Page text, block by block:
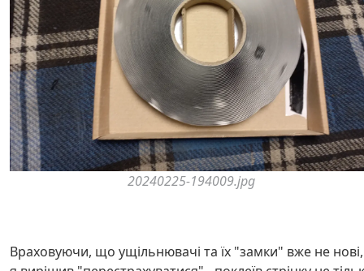
20240225-194009.jpg
Враховуючи, що ущільнювачі та їх "замки" вже не нові,